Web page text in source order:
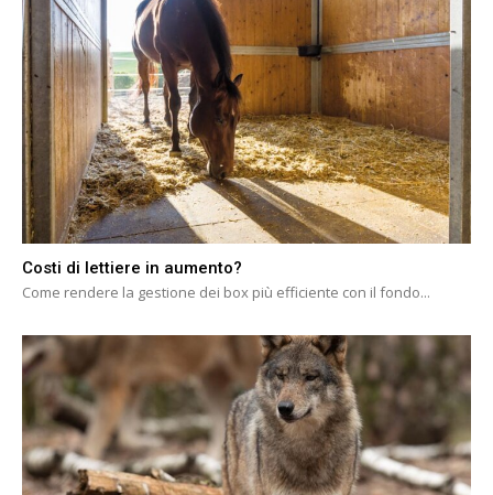
Costi di lettiere in aumento?
Come rendere la gestione dei box più efficiente con il fondo...